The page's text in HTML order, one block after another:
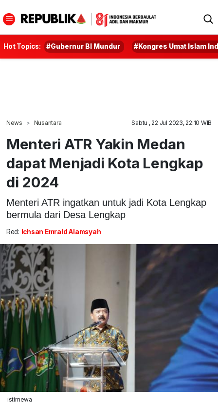
Hot Topics: #Gubernur BI Mundur #Kongres Umat Islam
News Nusantara Sabtu , 22 Jul 2023, 22:10 WIB
Menteri ATR Yakin Medan
dapat Menjadi Kota Lengkap
di 2024
Menteri ATR ingatkan untuk jadi Kota Lengkap
bermula dari Desa Lengkap
Red: Ichsan Emrald Alamsyah
istimewa